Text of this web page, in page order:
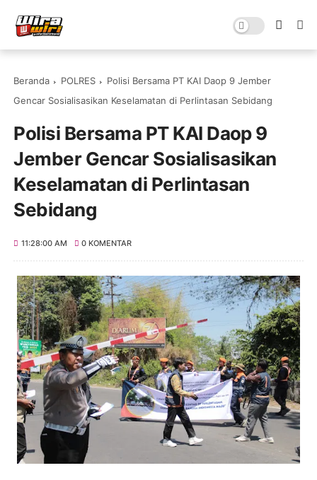
Beranda POLRES
Polisi Bersama PT KAI Daop 9 Jember
Gencar Sosialisasikan Keselamatan di Perlintasan Sebidang
Polisi Bersama PT KAI Daop 9
Jember Gencar Sosialisasikan
Keselamatan di Perlintasan
Sebidang
11:28:00 AM 0 KOMENTAR